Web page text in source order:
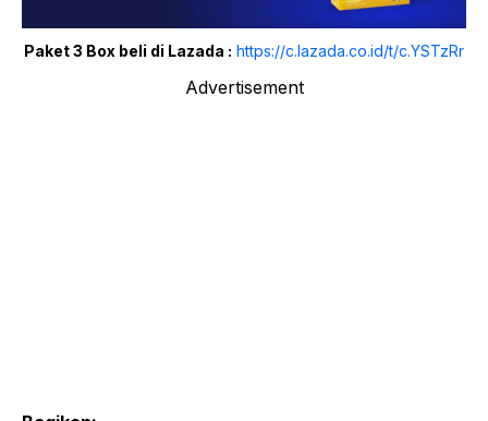
Paket 3 Box beli di Lazada : https://c.lazada.co.id/t/c.YSTzRr
Advertisement